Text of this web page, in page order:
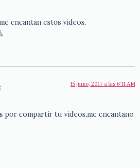
encantan estos vídeos.
15 junio, 2017 a las 6:11 AM
por compartir tu videos,me encantano